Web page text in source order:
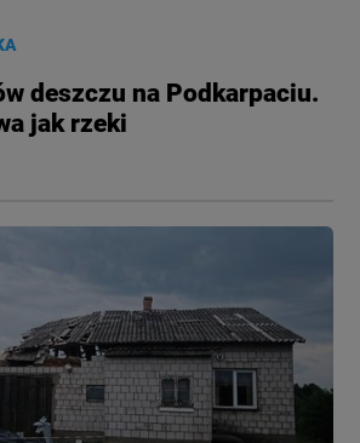
deszczu na Podkarpaciu.
jak rzeki